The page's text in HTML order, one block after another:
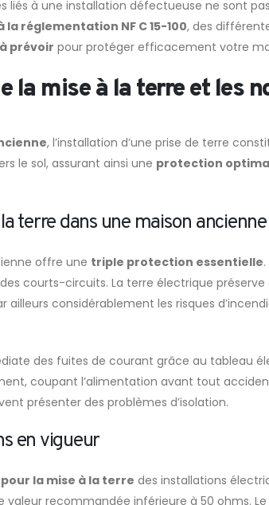
liés à une installation défectueuse ne sont
réglementation NF C 15-100, des
prévoir pour protéger efficacement votre
la mise à la terre et les
, l’installation d’une prise de terre
le sol, assurant ainsi une protection
terre dans une maison ancienne
offre une triple protection essentielle
courts-circuits. La terre électrique
considérablement les risques
des fuites de courant grâce au tableau
coupant l’alimentation avant tout
présenter des problèmes d’isolation.
en vigueur
la mise à la terre des installations
valeur recommandée inférieure à 50 ohms.